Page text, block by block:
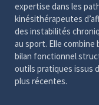
expertise dans les
kinésithérapeutes
des instabilités
au sport. Elle combine
bilan fonctionnel
outils pratiques issus
plus récentes.